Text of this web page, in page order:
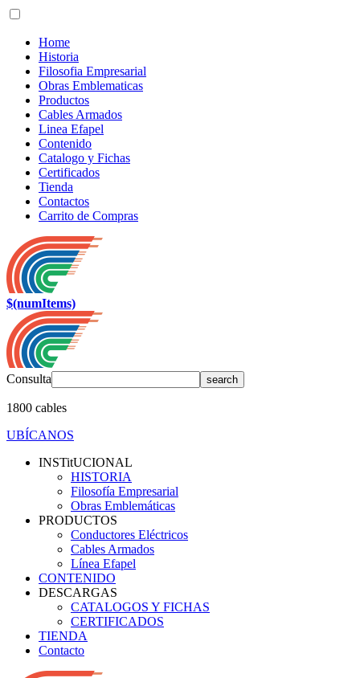
Home
Historia
Filosofia Empresarial
Obras Emblematicas
Productos
Cables Armados
Linea Efapel
Contenido
Catalogo y Fichas
Certificados
Tienda
Contactos
Carrito de Compras
$(numItems)
Consulta
1800 cables
UBÍCANOS
INSTitUCIONAL
HISTORIA
Filosofía Empresarial
Obras Emblemáticas
PRODUCTOS
Conductores Eléctricos
Cables Armados
Línea Efapel
CONTENIDO
DESCARGAS
CATALOGOS Y FICHAS
CERTIFICADOS
TIENDA
Contacto